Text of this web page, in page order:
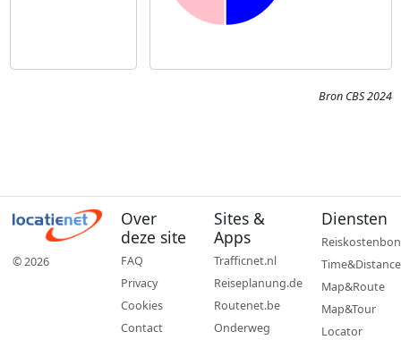
Bron CBS 2024
© 2026
Over
deze site
FAQ
Privacy
Cookies
Contact
Sites &
Apps
Trafficnet.nl
Reiseplanung.de
Routenet.be
Onderweg
Diensten
Reiskostenbon
Time&Distance
Map&Route
Map&Tour
Locator